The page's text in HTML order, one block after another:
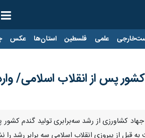
علمی فلسطین استان‌ها عکس